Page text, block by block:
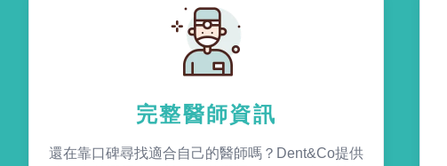
完整醫師資訊
還在靠口碑尋找適合自己的醫師嗎？Dent&Co提供